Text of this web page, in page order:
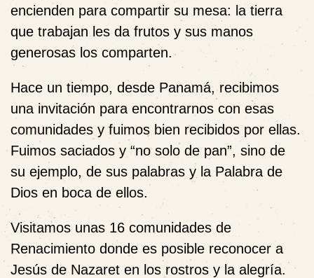
encienden para compartir su mesa: la tierra
que trabajan les da frutos y sus manos
generosas los comparten.
Hace un tiempo, desde Panamá, recibimos
una invitación para encontrarnos con esas
comunidades y fuimos bien recibidos por ellas.
Fuimos saciados y “no solo de pan”, sino de
su ejemplo, de sus palabras y la Palabra de
Dios en boca de ellos.
Visitamos unas 16 comunidades de
Renacimiento donde es posible reconocer a
Jesús de Nazaret en los rostros y la alegría.